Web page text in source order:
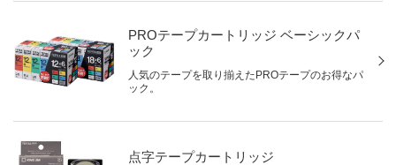
PROテープカートリッジ ベーシックパ
ック
人気のテープを取り揃えたPROテープのお得なパ
ック。
点字テープカートリッジ